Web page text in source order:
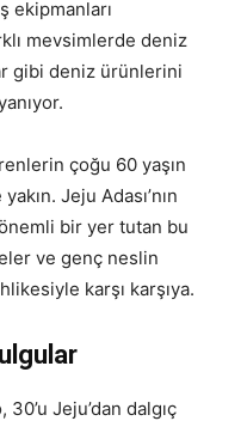
ekipmanları
mevsimlerde deniz
gibi deniz ürünlerini
çoğu 60 yaşın
Jeju Adası’nın
bir yer tutan bu
ve genç neslin
karşı karşıya.
Jeju’dan dalgıç